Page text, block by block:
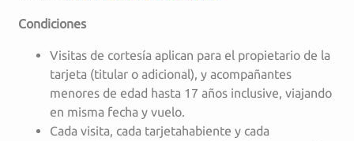
Condiciones
Visitas de cortesía aplican para el propietario de la
tarjeta (titular o adicional), y acompañantes
menores de edad hasta 17 años inclusive, viajando
en misma fecha y vuelo.
Cada visita, cada tarjetahabiente y cada